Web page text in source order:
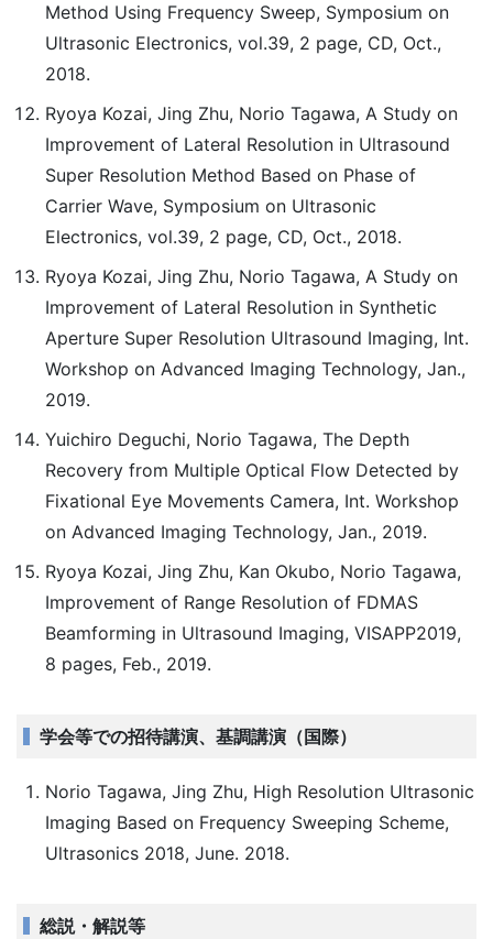
Method Using Frequency Sweep, Symposium on
Ultrasonic Electronics, vol.39, 2 page, CD, Oct.,
2018.
Ryoya Kozai, Jing Zhu, Norio Tagawa, A Study on
Improvement of Lateral Resolution in Ultrasound
Super Resolution Method Based on Phase of
Carrier Wave, Symposium on Ultrasonic
Electronics, vol.39, 2 page, CD, Oct., 2018.
Ryoya Kozai, Jing Zhu, Norio Tagawa, A Study on
Improvement of Lateral Resolution in Synthetic
Aperture Super Resolution Ultrasound Imaging, Int.
Workshop on Advanced Imaging Technology, Jan.,
2019.
Yuichiro Deguchi, Norio Tagawa, The Depth
Recovery from Multiple Optical Flow Detected by
Fixational Eye Movements Camera, Int. Workshop
on Advanced Imaging Technology, Jan., 2019.
Ryoya Kozai, Jing Zhu, Kan Okubo, Norio Tagawa,
Improvement of Range Resolution of FDMAS
Beamforming in Ultrasound Imaging, VISAPP2019,
8 pages, Feb., 2019.
学会等での招待講演、基調講演（国際）
Norio Tagawa, Jing Zhu, High Resolution Ultrasonic
Imaging Based on Frequency Sweeping Scheme,
Ultrasonics 2018, June. 2018.
総説・解説等